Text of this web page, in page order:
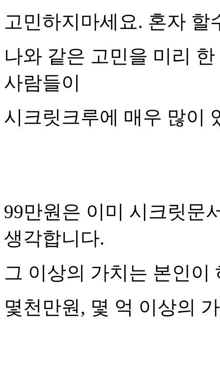
고민하지마세요. 혼자 할
나와 같은 고민을 미리
사람들이
시크릿크루에 매우 많이
99만원은 이미 시크릿문
생각합니다.
그 이상의 가치는 본인
몇천만원, 몇 억 이상의